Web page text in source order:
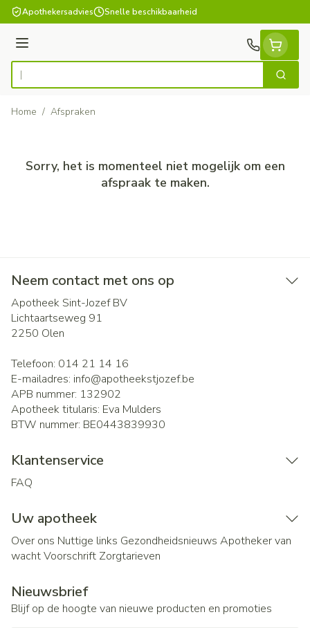
Ga naar de inhoud
Apothekersadvies Snelle beschikbaarheid
Menu
Product, merk, categorie... Zoek
Home / Afspraken
Sorry, het is momenteel niet mogelijk om een
afspraak te maken.
Neem contact met ons op
Apotheek Sint-Jozef BV
Lichtaartseweg 91
2250 Olen
Telefoon: 014 21 14 16
E-mailadres: info@apotheekstjozef.be
APB nummer: 132902
Apotheek titularis: Eva Mulders
BTW nummer: BE0443839930
Klantenservice
FAQ
Uw apotheek
Over ons Nuttige links Gezondheidsnieuws Apotheker van
wachtVoorschrift Zorgtarieven
Nieuwsbrief
Blijf op de hoogte van nieuwe producten en promoties